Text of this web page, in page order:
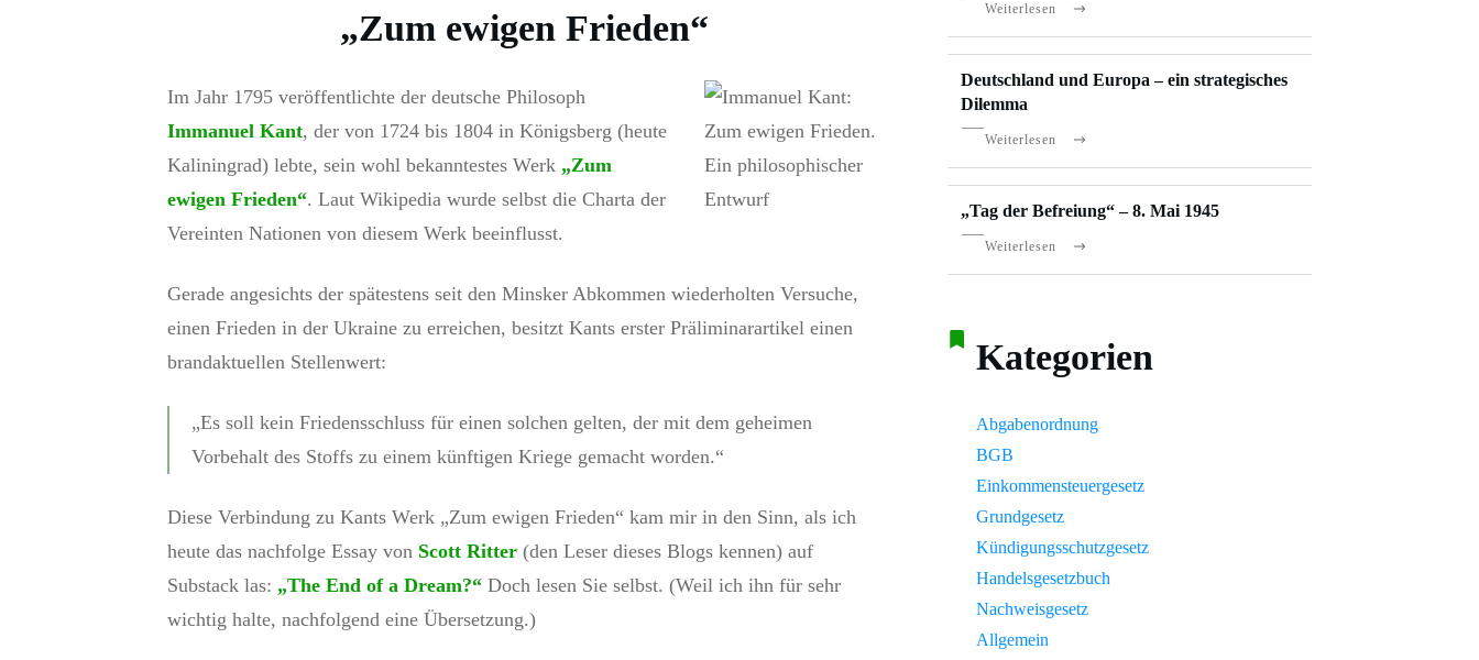
„Zum ewigen Frieden“
Im Jahr 1795 veröffentlichte der deutsche Philosoph
Immanuel Kant, der von 1724 bis 1804 in Königsberg (heute
Kaliningrad) lebte, sein wohl bekanntestes Werk „Zum
ewigen Frieden“. Laut Wikipedia wurde selbst die Charta der
Vereinten Nationen von diesem Werk beeinflusst.
Gerade angesichts der spätestens seit den Minsker Abkommen wiederholten Versuche,
einen Frieden in der Ukraine zu erreichen, besitzt Kants erster Präliminarartikel einen
brandaktuellen Stellenwert:
„Es soll kein Friedensschluss für einen solchen gelten, der mit dem geheimen
Vorbehalt des Stoffs zu einem künftigen Kriege gemacht worden.“
Diese Verbindung zu Kants Werk „Zum ewigen Frieden“ kam mir in den Sinn, als ich
heute das nachfolge Essay von Scott Ritter (den Leser dieses Blogs kennen) auf
Substack las: „The End of a Dream?“ Doch lesen Sie selbst. (Weil ich ihn für sehr
wichtig halte, nachfolgend eine Übersetzung.)
Weiterlesen
Deutschland und Europa – ein strategisches
Dilemma
Weiterlesen
„Tag der Befreiung“ – 8. Mai 1945
Weiterlesen
Kategorien
Abgabenordnung
BGB
Einkommensteuergesetz
Grundgesetz
Kündigungsschutzgesetz
Handelsgesetzbuch
Nachweisgesetz
Allgemein